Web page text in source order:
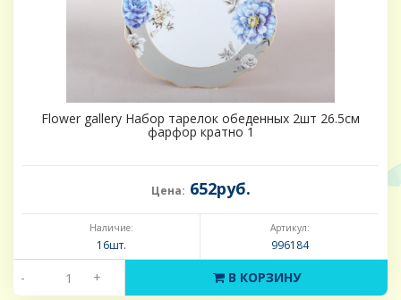
Flower gallery Набор тарелок обеденных 2шт 26.5см
фарфор кратно 1
Цена: 652руб.
Наличие:
16шт.
Артикул:
996184
- + В КОРЗИНУ